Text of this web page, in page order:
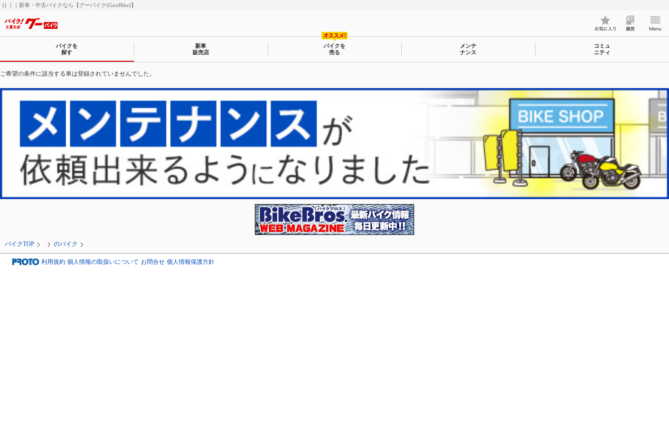
() ｜｜新車・中古バイクなら【グーバイク(GooBike)】
バイクを
探す
新車
販売店
バイクを
売る
メンテ
ナンス
コミュ
ニティ
ご希望の条件に該当する車は登録されていませんでした。
バイクTOP のバイク
利用規約 個人情報の取扱いについて お問合せ 個人情報保護方針